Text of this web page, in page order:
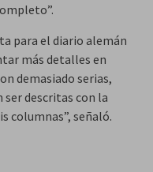
para el diario alemán
más detalles en
demasiado serias,
ser descritas con la
columnas”, señaló.